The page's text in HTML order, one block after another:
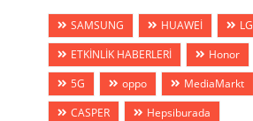
SAMSUNG HUAWEİ
LG
ETKİNLİK HABERLERİ
Honor
5G
oppo
MediaMarkt
CASPER
Hepsiburada